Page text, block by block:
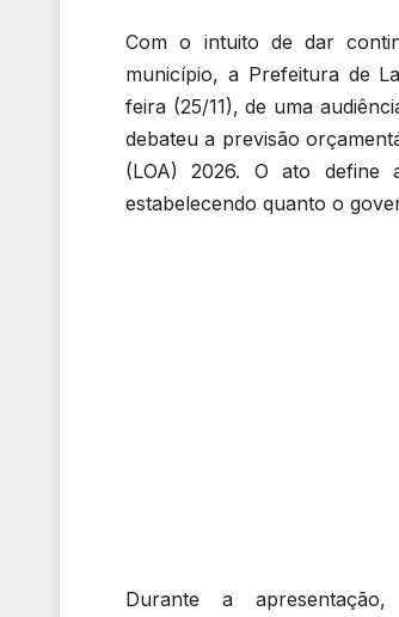
Com o intuito de dar
município, a Prefeitura de
feira (25/11), de uma
debateu a previsão
(LOA) 2026. O ato define
estabelecendo quanto o
Durante a